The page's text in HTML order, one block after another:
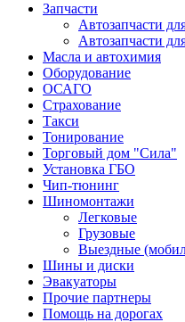
Запчасти
Автозапчасти
Автозапчасти
Масла и автохимия
Оборудование
ОСАГО
Страхование
Такси
Тонирование
Торговый дом "Сила"
Установка ГБО
Чип-тюнинг
Шиномонтажи
Легковые
Грузовые
Выездные
Шины и диски
Эвакуаторы
Прочие партнеры
Помощь на дорогах